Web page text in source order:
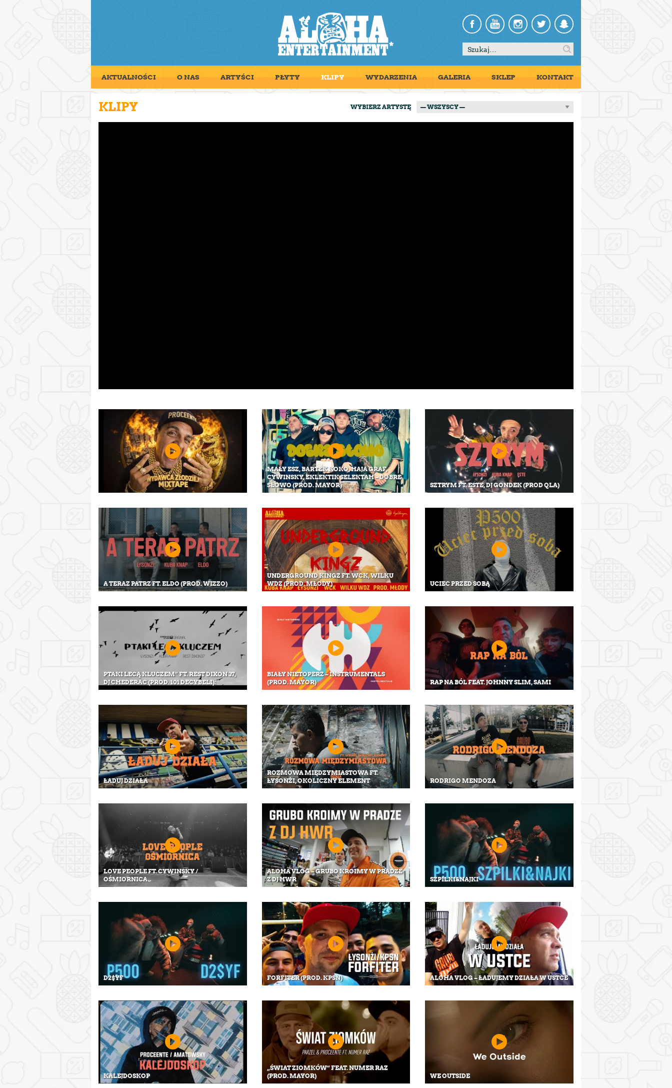
Szukaj:
AKTUALNOŚCI O NAS ARTYŚCI PŁYTY KLIPY WYDARZENIA GALERIA SKLEP KONTAKT
KLIPY WYBIERZ ARTYSTĘ
MAŁY ESZ, BARTEK KOKO, HAJA GRAF,
CYWINSKY, EKLEKTIK SELEKTAH – DOBRE
SŁOWO (PROD. MAYOR)
SZTRYM FT. ESTE, DJ GONDEK (PROD QLA)
A TERAZ PATRZ FT. ELDO (PROD. WIZZO)
UNDERGROUND KINGZ FT. WCK, WILKU
WDZ (PROD. MŁODY)
UCIEC PRZED SOBĄ
PTAKI LECĄ KLUCZEM” FT. REST DIXON 37,
DJ CHEDERAC (PROD. 101 DECYBELI):
BIAŁY NIETOPERZ – INSTRUMENTALS
(PROD. MAYOR)
RAP NA BÓL FEAT. JOHNNY SLIM, SAMI
ŁADUJ DZIAŁA
ROZMOWA MIĘDZYMIASTOWA FT.
ŁYSONŻI, OKOLICZNY ELEMENT
RODRIGO MENDOZA
LOVE PEOPLE FT. CYWINSKY /
OŚMIORNICA
ALOHA VLOG – GRUBO KROIMY W PRADZE
Z DJ HWR
SZPILKI&NAJKI
D2$YF FORFITER (PROD. KPSN) ALOHA VLOG – ŁADUJEMY DZIAŁA W USTCE
KALEJDOSKOP
„ŚWIAT ZIOMKÓW” FEAT. NUMER RAZ
(PROD. MAYOR)
WE OUTSIDE